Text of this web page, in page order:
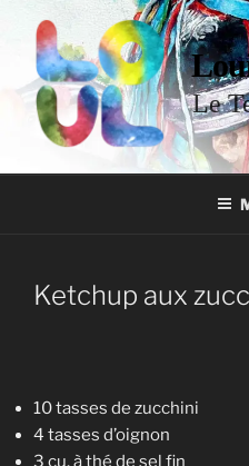
Le
Ketchup aux
10 tasses de zucchini
4 tasses d’oignon
3 cu. à thé de sel fin